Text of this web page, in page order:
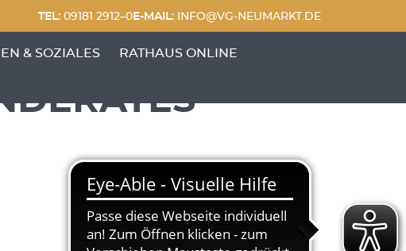
TEL:09181 2912–0E-MAIL:INFO@VG-NEUMARKT.DE
& SOZIALES RATHAUS ONLINE